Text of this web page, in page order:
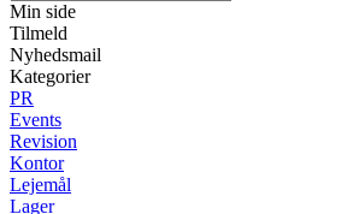
Min side
Tilmeld
Nyhedsmail
Kategorier
PR
Events
Revision
Kontor
Lejemål
Lager